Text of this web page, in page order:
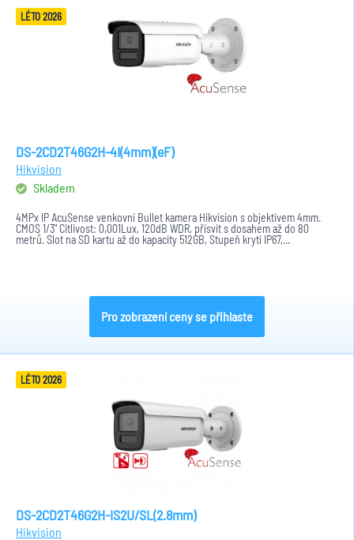
LÉTO 2026
DS-2CD2T46G2H-4I(4mm)(eF)
Hikvision
Skladem
4MPx IP AcuSense venkovní Bullet kamera Hikvision s objektivem 4mm.
CMOS 1/3" Citlivost: 0,001Lux, 120dB WDR, přísvit s dosahem až do 80
metrů. Slot na SD kartu až do kapacity 512GB, Stupeň krytí IP67,...
Pro zobrazení ceny se přihlaste
LÉTO 2026
DS-2CD2T46G2H-IS2U/SL(2.8mm)
Hikvision